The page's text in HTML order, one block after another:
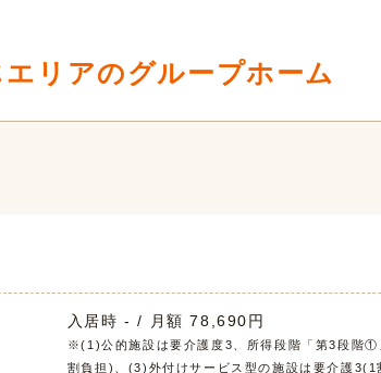
リアのグループホーム
入居時 - / 月額 78,690円
※(1)公的施設は要介護度3、所得段階「第3段階
割負担)、(3)外付けサービス型の施設は要介護